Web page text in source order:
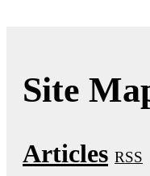
Site
Articles RSS